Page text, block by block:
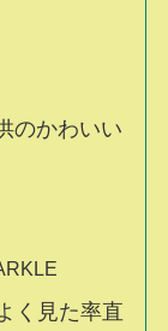
のかわいい
く見た率直